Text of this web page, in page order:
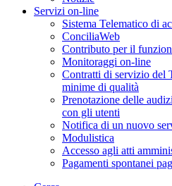
Servizi on-line
Sistema Telematico di
ConciliaWeb
Contributo per il
Monitoraggi on-line
Contratti di servizio del
minime di qualità
Prenotazione delle
con gli utenti
Notifica di un nuovo
Modulistica
Accesso agli atti
Pagamenti spontanei